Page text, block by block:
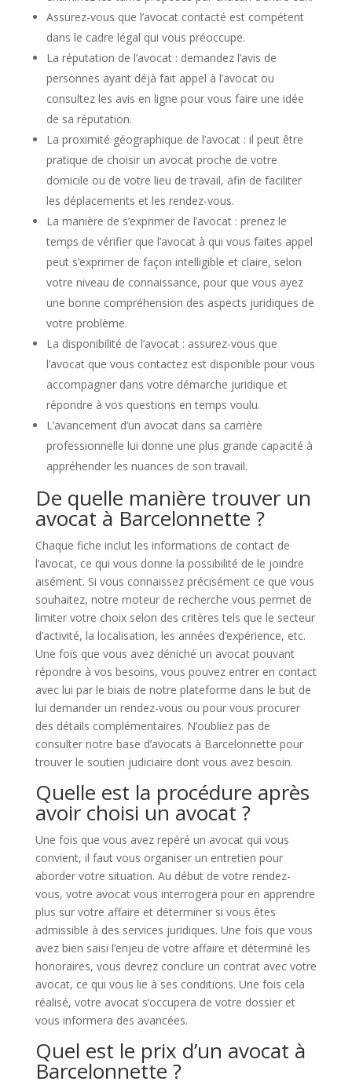
Assurez-vous que l’avocat contacté est compétent
dans le cadre légal qui vous préoccupe.
La réputation de l’avocat : demandez l’avis de
personnes ayant déjà fait appel à l’avocat ou
consultez les avis en ligne pour vous faire une idée
de sa réputation.
La proximité géographique de l’avocat : il peut être
pratique de choisir un avocat proche de votre
domicile ou de votre lieu de travail, afin de faciliter
les déplacements et les rendez-vous.
La manière de s’exprimer de l’avocat : prenez le
temps de vérifier que l’avocat à qui vous faites appel
peut s’exprimer de façon intelligible et claire, selon
votre niveau de connaissance, pour que vous ayez
une bonne compréhension des aspects juridiques de
votre problème.
La disponibilité de l’avocat : assurez-vous que
l’avocat que vous contactez est disponible pour vous
accompagner dans votre démarche juridique et
répondre à vos questions en temps voulu.
L’avancement d’un avocat dans sa carrière
professionnelle lui donne une plus grande capacité à
appréhender les nuances de son travail.
De quelle manière trouver un
avocat à Barcelonnette ?
Chaque fiche inclut les informations de contact de
l’avocat, ce qui vous donne la possibilité de le joindre
aisément. Si vous connaissez précisément ce que vous
souhaitez, notre moteur de recherche vous permet de
limiter votre choix selon des critères tels que le secteur
d’activité, la localisation, les années d’expérience, etc.
Une fois que vous avez déniché un avocat pouvant
répondre à vos besoins, vous pouvez entrer en contact
avec lui par le biais de notre plateforme dans le but de
lui demander un rendez-vous ou pour vous procurer
des détails complémentaires. N’oubliez pas de
consulter notre base d’avocats à Barcelonnette pour
trouver le soutien judiciaire dont vous avez besoin.
Quelle est la procédure après
avoir choisi un avocat ?
Une fois que vous avez repéré un avocat qui vous
convient, il faut vous organiser un entretien pour
aborder votre situation. Au début de votre rendez-
vous, votre avocat vous interrogera pour en apprendre
plus sur votre affaire et déterminer si vous êtes
admissible à des services juridiques. Une fois que vous
avez bien saisi l’enjeu de votre affaire et déterminé les
honoraires, vous devrez conclure un contrat avec votre
avocat, ce qui vous lie à ses conditions. Une fois cela
réalisé, votre avocat s’occupera de votre dossier et
vous informera des avancées.
Quel est le prix d’un avocat à
Barcelonnette ?